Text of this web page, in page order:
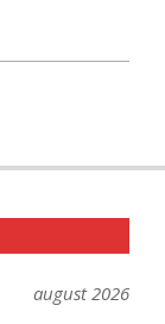
august 2026